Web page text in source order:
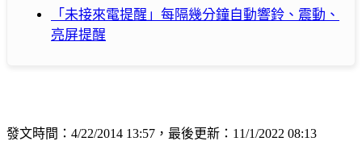
「未接來電提醒」每隔幾分鐘自動響鈴、震動、
亮屏提醒
發文時間：4/22/2014 13:57，最後更新：11/1/2022 08:13